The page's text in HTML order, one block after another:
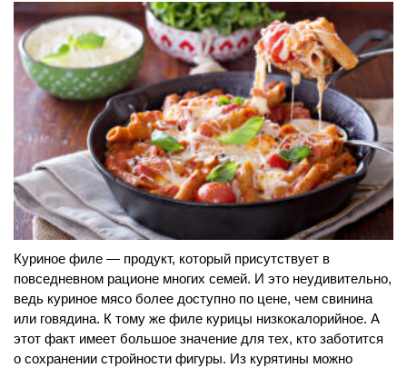
Куриное филе — продукт, который присутствует в
повседневном рационе многих семей. И это неудивительно,
ведь куриное мясо более доступно по цене, чем свинина
или говядина. К тому же филе курицы низкокалорийное. А
этот факт имеет большое значение для тех, кто заботится
о сохранении стройности фигуры. Из курятины можно